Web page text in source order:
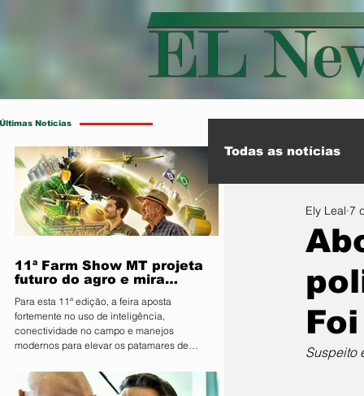
Últimas Notícias
11ª Farm Show MT projeta
futuro do agro e mira
sociedade
Para esta 11ª edição, a feira aposta
fortemente no uso de inteligência,
conectividade no campo e manejos
modernos para elevar os patamares de
Primavera do Leste deu o pontapé inicial para
uma das maiores vitrines tecnológicas do
Todas as notícias
EsporteEly Leal 7
Suspeito